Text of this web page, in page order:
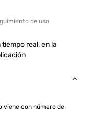
de uso
tiempo real, en la
viene con número de